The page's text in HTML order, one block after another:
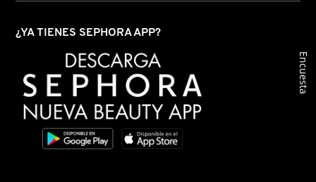
¿YA TIENES SEPHORA APP?
Encuesta